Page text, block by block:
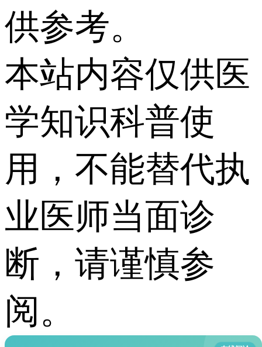
供参考。
本站内容仅供医
学知识科普使
用，不能替代执
业医师当面诊
断，请谨慎参
阅。